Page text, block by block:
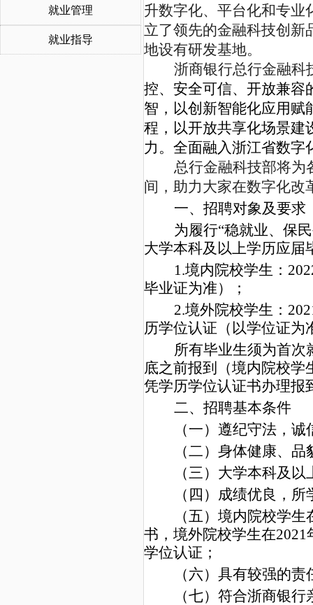
就业管理
就业指导
升数字化、平台化和专业
立了领先的金融科技创新
地设有研发基地。
浙商银行总行金融科
控、安全可信、开放兼容
智，以创新智能化应用赋
程，以开放共享化场景建
力。全面融入浙江省数字
总行金融科技部将为
间，助力大家在数字化改
一、招聘对象及要求
为履行“稳就业、保
大学本科及以上学历应届
1.境内院校学生：
毕业证为准）；
2.境外院校学生：
历学位认证（以学位证为
所有毕业生须为首次
底之前报到（境内院校学
凭学历学位认证书办理报
二、招聘基本条件
（一）遵纪守法，
（二）身体健康、
（三）大学本科及
（四）成绩优良，
（五）境内院校学
书，境外院校学生在
学位认证；
（六）具有较强的
（七）符合浙商银